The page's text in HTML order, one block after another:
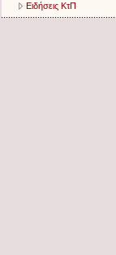
Ειδήσεις ΚτΠ